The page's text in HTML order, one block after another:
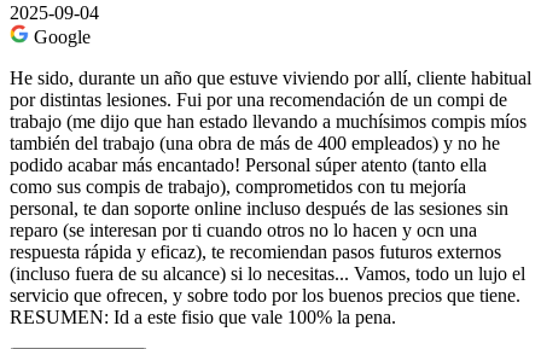
2025-09-04
Google
He sido, durante un año que estuve viviendo por allí, cliente habitual
por distintas lesiones. Fui por una recomendación de un compi de
trabajo (me dijo que han estado llevando a muchísimos compis míos
también del trabajo (una obra de más de 400 empleados) y no he
podido acabar más encantado! Personal súper atento (tanto ella
como sus compis de trabajo), comprometidos con tu mejoría
personal, te dan soporte online incluso después de las sesiones sin
reparo (se interesan por ti cuando otros no lo hacen y ocn una
respuesta rápida y eficaz), te recomiendan pasos futuros externos
(incluso fuera de su alcance) si lo necesitas... Vamos, todo un lujo el
servicio que ofrecen, y sobre todo por los buenos precios que tiene.
RESUMEN: Id a este fisio que vale 100% la pena.